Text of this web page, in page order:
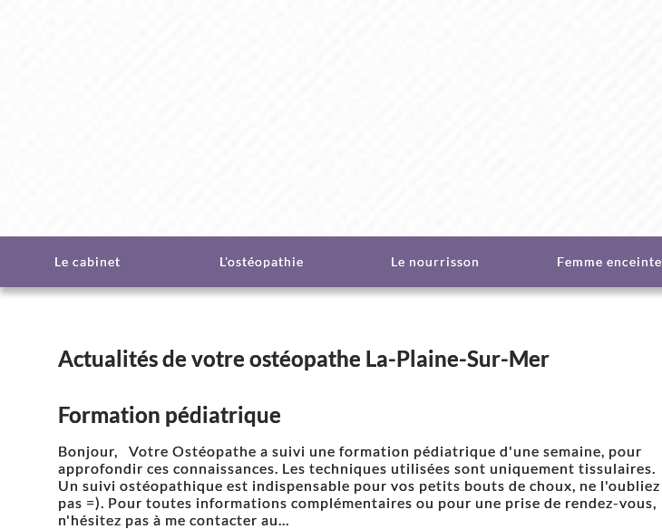
Le cabinet L'ostéopathie Le nourrisson Femme enceinte
Actualités de votre ostéopathe La-Plaine-Sur-Mer
Formation pédiatrique
Bonjour, Votre Ostéopathe a suivi une formation pédiatrique d'une semaine, pour
approfondir ces connaissances. Les techniques utilisées sont uniquement tissulaires.
Un suivi ostéopathique est indispensable pour vos petits bouts de choux, ne l'oubliez
pas =). Pour toutes informations complémentaires ou pour une prise de rendez-vous,
n'hésitez pas à me contacter au...